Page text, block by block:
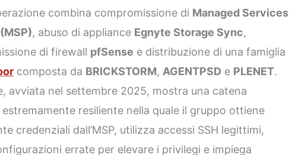
combina compromissione di Managed Services
, abuso di appliance Egnyte Storage Sync,
di firewall pfSense e distribuzione di una famiglia
composta da BRICKSTORM, AGENTPSD e PLENET.
avviata nel settembre 2025, mostra una catena
estremamente resiliente nella quale il gruppo ottiene
credenziali dall’MSP, utilizza accessi SSH legittimi,
errate per elevare i privilegi e impiega